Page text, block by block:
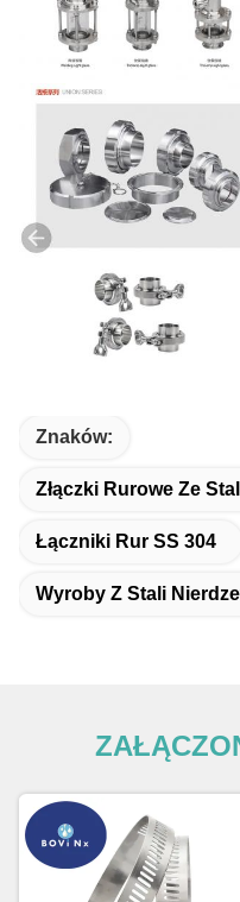
Znaków:
Złączki Rurowe Ze
Łączniki Rur SS 304
Wyroby Z Stali